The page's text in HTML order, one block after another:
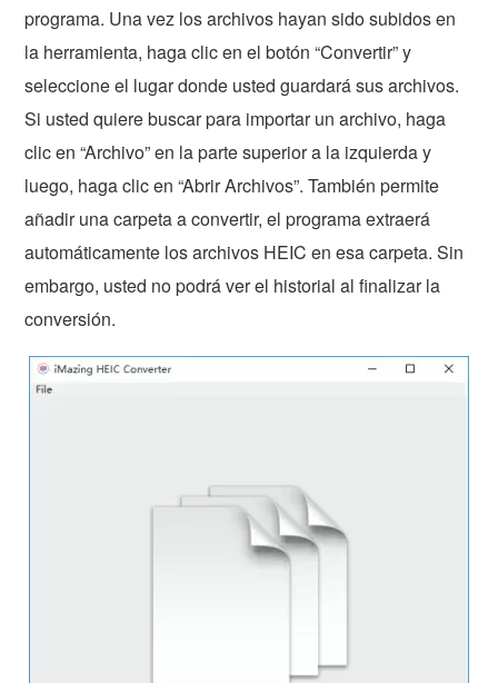
programa. Una vez los archivos hayan sido subidos en
la herramienta, haga clic en el botón “Convertir” y
seleccione el lugar donde usted guardará sus archivos.
Si usted quiere buscar para importar un archivo, haga
clic en “Archivo” en la parte superior a la izquierda y
luego, haga clic en “Abrir Archivos”. También permite
añadir una carpeta a convertir, el programa extraerá
automáticamente los archivos HEIC en esa carpeta. Sin
embargo, usted no podrá ver el historial al finalizar la
conversión.